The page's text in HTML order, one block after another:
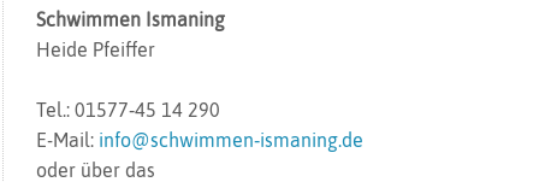
Schwimmen Ismaning
Heide Pfeiffer
Tel.: 01577‑45 14 290
E-Mail: info@schwimmen‑ismaning.de
oder über das